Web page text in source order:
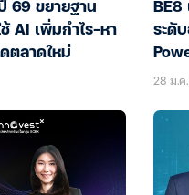
69 ขยายฐาน
AI เพิ่มกำไร-หา
ตลาดใหม่
BE8
ระดั
28 ม.ค